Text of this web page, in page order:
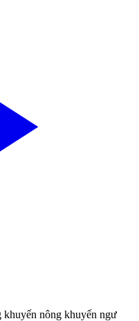
khuyến nông khuyến ngư